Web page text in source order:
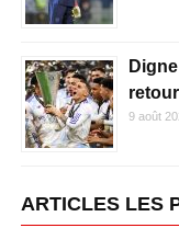
9 août
ARTICLES LES